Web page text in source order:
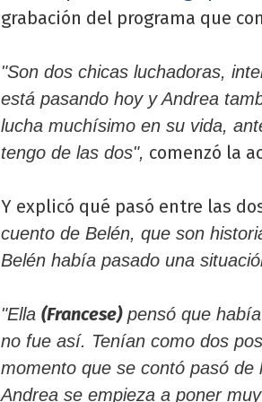
grabación del programa que
"Son dos chicas luchadoras,
está pasando hoy y Andrea
lucha muchísimo en su vida,
tengo de las dos", comenzó la
Y explicó qué pasó entre las
cuento de Belén, que son
Belén había pasado una
"Ella (Francese)pensó que
no fue así. Tenían como dos
momento que se contó pasó
Andrea se empieza a poner